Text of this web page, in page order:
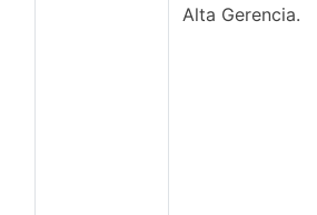
Alta Gerencia.